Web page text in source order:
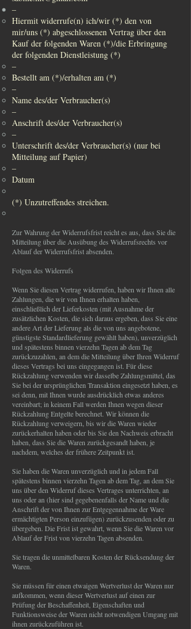
–
Hiermit widerrufe(n) ich/wir (*) den von
mir/uns (*) abgeschlossenen Vertrag über den
Kauf der folgenden Waren (*)/die Erbringung
der folgenden Dienstleistung (*)
–
Bestellt am (*)/erhalten am (*)
–
Name des/der Verbraucher(s)
–
Anschrift des/der Verbraucher(s)
–
Unterschrift des/der Verbraucher(s) (nur bei
Mitteilung auf Papier)
–
Datum
(*) Unzutreffendes streichen.
Zur Wahrung der Widerrufsfrist reicht es aus, dass Sie die
Mitteilung über die Ausübung des Widerrufsrechts vor
Ablauf der Widerrufsfrist absenden.
Folgen des Widerrufs
Wenn Sie diesen Vertrag widerrufen, haben wir Ihnen alle
Zahlungen, die wir von Ihnen erhalten haben,
einschließlich der Lieferkosten (mit Ausnahme der
zusätzlichen Kosten, die sich daraus ergeben, dass Sie eine
andere Art der Lieferung als die von uns angebotene,
günstigste Standardlieferung gewählt haben), unverzüglich
und spätestens binnen vierzehn Tagen ab dem Tag
zurückzuzahlen, an dem die Mitteilung über Ihren Widerruf
dieses Vertrags bei uns eingegangen ist. Für diese
Rückzahlung verwenden wir dasselbe Zahlungsmittel, das
Sie bei der ursprünglichen Transaktion eingesetzt haben, es
sei denn, mit Ihnen wurde ausdrücklich etwas anderes
vereinbart; in keinem Fall werden Ihnen wegen dieser
Rückzahlung Entgelte berechnet. Wir können die
Rückzahlung verweigern, bis wir die Waren wieder
zurückerhalten haben oder bis Sie den Nachweis erbracht
haben, dass Sie die Waren zurückgesandt haben, je
nachdem, welches der frühere Zeitpunkt ist.
Sie haben die Waren unverzüglich und in jedem Fall
spätestens binnen vierzehn Tagen ab dem Tag, an dem Sie
uns über den Widerruf dieses Vertrages unterrichten, an
uns oder an (hier sind gegebenenfalls der Name und die
Anschrift der von Ihnen zur Entgegennahme der Ware
ermächtigten Person einzufügen) zurückzusenden oder zu
übergeben. Die Frist ist gewahrt, wenn Sie die Waren vor
Ablauf der Frist von vierzehn Tagen absenden.
Sie tragen die unmittelbaren Kosten der Rücksendung der
Waren.
Sie müssen für einen etwaigen Wertverlust der Waren nur
aufkommen, wenn dieser Wertverlust auf einen zur
Prüfung der Beschaffenheit, Eigenschaften und
Funktionsweise der Waren nicht notwendigen Umgang mit
ihnen zurückzuführen ist.